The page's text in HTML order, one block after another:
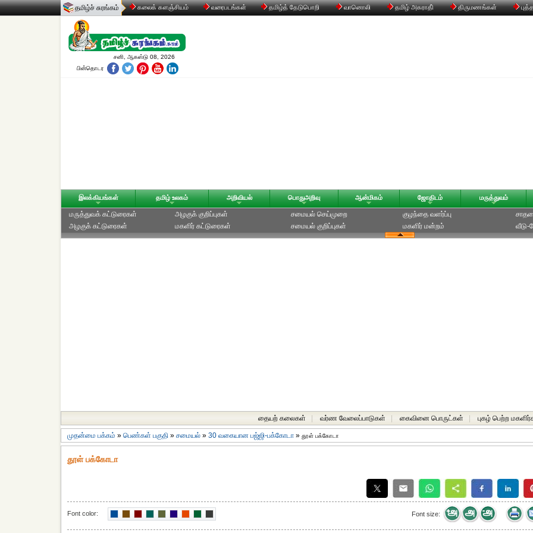
தமிழ்ச் சுரங்கம் கலைக் களஞ்சியம் வரைபடங்கள் தமிழ்த் தேடுபொறி வானொலி தமிழ் அகராதி் திருமணங்கள்
சனி, ஆகஸ்டு 08, 2026
பின்தொடர
இலக்கியங்கள் தமிழ் உலகம் அறிவியல் பொதுஅறிவு ஆன்மிகம் ஜோதிடம் மருத்துவம்
மருத்துவக் கட்டுரைகள்
அழகுக் கட்டுரைகள்
அழகுக் குறிப்புகள்
மகளிர் கட்டுரைகள்
சமையல் செய்முறை
சமையல் குறிப்புகள்
குழந்தை வளர்ப்பு
மகளிர் மன்றம்
வீடு-
தையற் கலைகள் வர்ண வேலைப்பாடுகள் கைவினை பொருட்கள் புகழ் பெற்ற
முதன்மை பக்கம் » பெண்கள் பகுதி » சமையல் » 30 வகையான பஜ்ஜி-பக்கோடா » தூள் பக்கோடா
தூள் பக்கோடா
Font color: Font size: